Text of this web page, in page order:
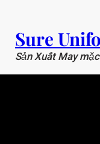
phầnSure
Sản Xuất May